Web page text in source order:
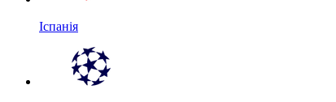
Іспанія